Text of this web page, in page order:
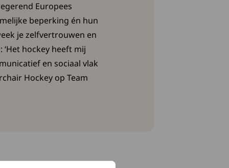
Europees
beperking én hun
je zelfvertrouwen en
hockey heeft mij
en sociaal vlak
Hockey op Team